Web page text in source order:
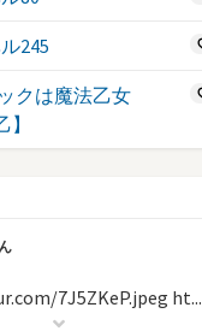
245
クは魔法乙女
7J5ZKeP.jpeg ht...